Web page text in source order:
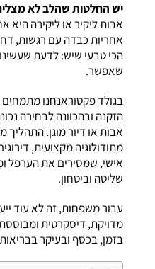
יש החלטות שהלב לא
אבות ליקיר או ליקירה
אחריות כבדה עם רגשות,
הכי טבעי שיש: לדעת
שאפשר.
בגולד פקטוראנחנו מתמחים
הזקנה ובהכוונה לבחירה
אבות או דיור מוגן.
מתודולוגיה מקצועית,
אישי, שמסירים את הערפל
שליטה וביטחון.
עבור משפחות, זה לא עוד
מדויקת, דיסקרטית
בזמן, בכסף ובעיקר